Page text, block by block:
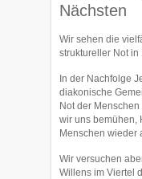
Nächsten
Wir sehen die
struktureller Not in
In der Nachfolge
diakonische
Not der
wir uns bemühen,
Menschen wieder
Wir versuchen
Willens im Viertel